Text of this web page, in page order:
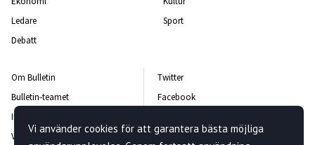
Ledare
Debatt
Sport
Om Bulletin
Bulletin-teamet
Integritetspolicy
Vanliga frågor och svar
Twitter
Facebook
Kontakta oss
Vi använder cookies för att garantera bästa möjliga